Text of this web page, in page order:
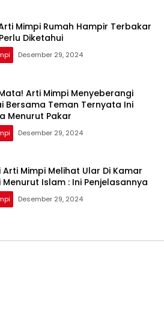
Mimpi Rumah Hampir Terbakar
Diketahui
Desember 29, 2024
Arti Mimpi Menyeberangi
Bersama Teman Ternyata Ini
Menurut Pakar
Desember 29, 2024
Arti Mimpi Melihat Ular Di Kamar
Menurut Islam : Ini Penjelasannya
Desember 29, 2024